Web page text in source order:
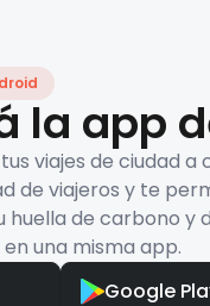
la app
viajes de ciudad a
de viajeros y te
huella de carbono y
una misma app.
Google